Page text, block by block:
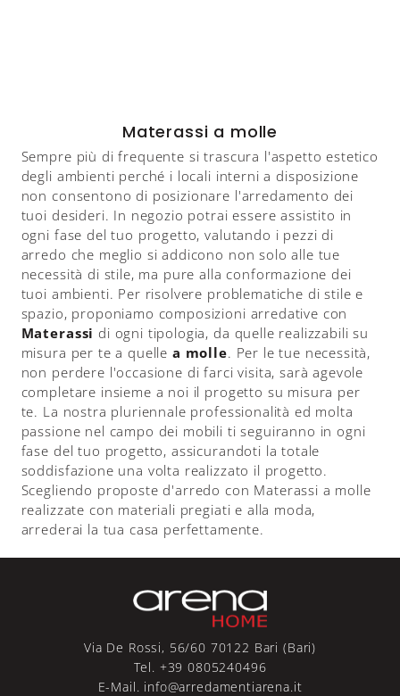
Materassi a molle
Sempre più di frequente si trascura l'aspetto estetico
degli ambienti perché i locali interni a disposizione
non consentono di posizionare l'arredamento dei
tuoi desideri. In negozio potrai essere assistito in
ogni fase del tuo progetto, valutando i pezzi di
arredo che meglio si addicono non solo alle tue
necessità di stile, ma pure alla conformazione dei
tuoi ambienti. Per risolvere problematiche di stile e
spazio, proponiamo composizioni arredative con
Materassi di ogni tipologia, da quelle realizzabili su
misura per te a quelle a molle. Per le tue necessità,
non perdere l'occasione di farci visita, sarà agevole
completare insieme a noi il progetto su misura per
te. La nostra pluriennale professionalità ed molta
passione nel campo dei mobili ti seguiranno in ogni
fase del tuo progetto, assicurandoti la totale
soddisfazione una volta realizzato il progetto.
Scegliendo proposte d'arredo con Materassi a molle
realizzate con materiali pregiati e alla moda,
arrederai la tua casa perfettamente.
Via De Rossi, 56/60 70122 Bari (Bari)
Tel. +39 0805240496
E-Mail. info@arredamentiarena.it